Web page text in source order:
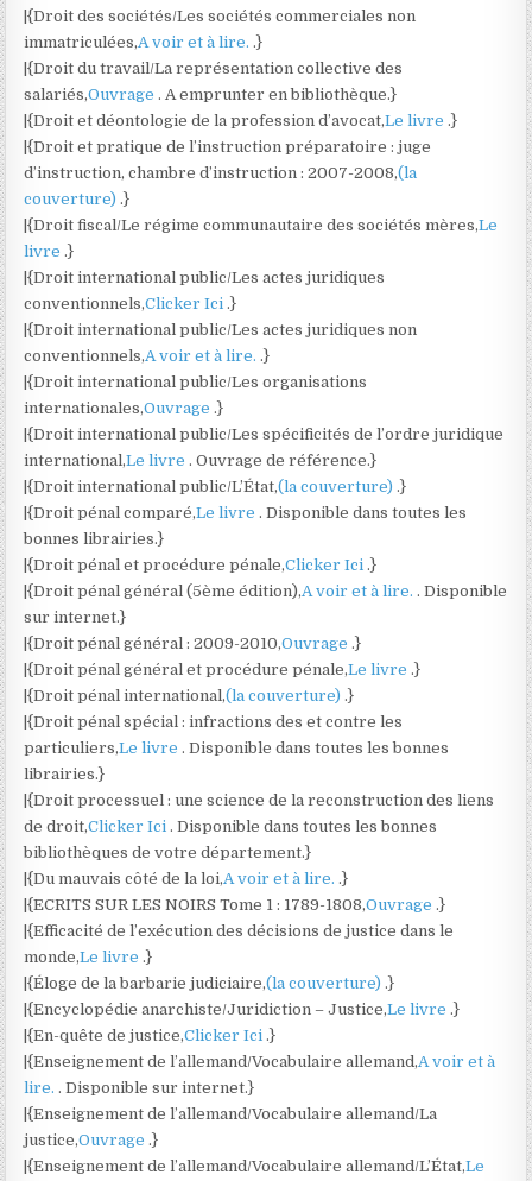
|{Droit des sociétés/Les sociétés commerciales non
immatriculées,A voir et à lire..}
|{Droit du travail/La représentation collective des
salariés,Ouvrage. A emprunter en bibliothèque.}
|{Droit et déontologie de la profession d’avocat,Le livre.}
|{Droit et pratique de l’instruction préparatoire : juge
d’instruction, chambre d’instruction : 2007-2008,(la
couverture).}
|{Droit fiscal/Le régime communautaire des sociétés mères,Le
livre.}
|{Droit international public/Les actes juridiques
conventionnels,Clicker Ici.}
|{Droit international public/Les actes juridiques non
conventionnels,A voir et à lire..}
|{Droit international public/Les organisations
internationales,Ouvrage.}
|{Droit international public/Les spécificités de l’ordre juridique
international,Le livre. Ouvrage de référence.}
|{Droit international public/L’État,(la couverture).}
|{Droit pénal comparé,Le livre. Disponible dans toutes les
bonnes librairies.}
|{Droit pénal et procédure pénale,Clicker Ici.}
|{Droit pénal général (5ème édition),A voir et à lire.. Disponible
sur internet.}
|{Droit pénal général : 2009-2010,Ouvrage.}
|{Droit pénal général et procédure pénale,Le livre.}
|{Droit pénal international,(la couverture).}
|{Droit pénal spécial : infractions des et contre les
particuliers,Le livre. Disponible dans toutes les bonnes
librairies.}
|{Droit processuel : une science de la reconstruction des liens
de droit,Clicker Ici. Disponible dans toutes les bonnes
bibliothèques de votre département.}
|{Du mauvais côté de la loi,A voir et à lire..}
|{ECRITS SUR LES NOIRS Tome 1 : 1789-1808,Ouvrage.}
|{Efficacité de l’exécution des décisions de justice dans le
monde,Le livre.}
|{Éloge de la barbarie judiciaire,(la couverture).}
|{Encyclopédie anarchiste/Juridiction – Justice,Le livre.}
|{En-quête de justice,Clicker Ici.}
|{Enseignement de l’allemand/Vocabulaire allemand,A voir et à
lire.. Disponible sur internet.}
|{Enseignement de l’allemand/Vocabulaire allemand/La
justice,Ouvrage.}
|{Enseignement de l’allemand/Vocabulaire allemand/L’État,Le